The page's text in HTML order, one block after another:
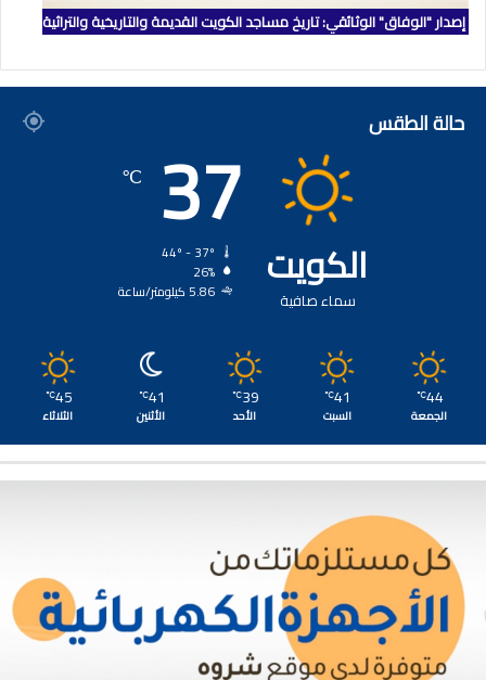
إصدار "الوفاق" الوثائقي: تاريخ مساجد الكويت القديمة والتاريخية والتراثية
حالة الطقس
الكويت
سماء صافية
37
℃
26%
5.86 كيلومتر/ساعة
44
℃
الجمعة
41
℃
السبت
39
℃
الأحد
41
℃
الأثنين
45
℃
الثلاثاء